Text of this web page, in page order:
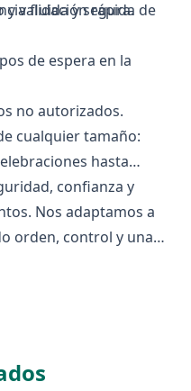
fluida y segura.
validación rápida de
de espera en la
no autorizados.
cualquier tamaño:
hasta
confianza y
Nos adaptamos a
orden, control y una
organizadores como